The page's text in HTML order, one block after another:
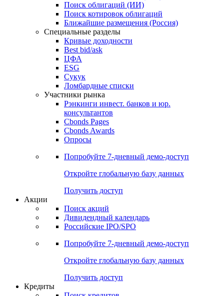
Облигации
Поиски
Поиск облигаций & Карты рынка
Поиск облигаций (ИИ)
Поиск котировок облигаций
Ближайшие размещения (Россия)
Специальные разделы
Кривые доходности
Best bid/ask
ЦФА
ESG
Сукук
Ломбардные списки
Участники рынка
Рэнкинги инвест. банков и юр.
Cbonds Pages
Опросы
Попробуйте7-дневный
Откройте глобальную базу данных
Получить доступ
Поиск акций
Российские IPO/SPO
Попробуйте7-дневный